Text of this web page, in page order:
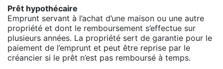
Prêt hypothécaire
Emprunt servant à l’achat d’une maison ou une autre
propriété et dont le remboursement s’effectue sur
plusieurs années. La propriété sert de garantie pour le
paiement de l’emprunt et peut être reprise par le
créancier si le prêt n’est pas remboursé à temps.